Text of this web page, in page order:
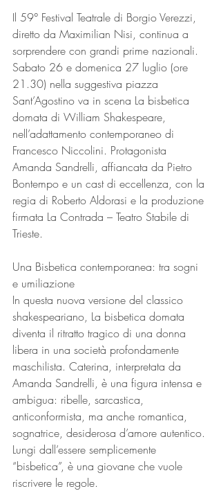
Il 59° Festival Teatrale di Borgio Verezzi,
diretto da Maximilian Nisi, continua a
sorprendere con grandi prime nazionali.
Sabato 26 e domenica 27 luglio (ore
21.30) nella suggestiva piazza
Sant’Agostino va in scena La bisbetica
domata di William Shakespeare,
nell’adattamento contemporaneo di
Francesco Niccolini. Protagonista
Amanda Sandrelli, affiancata da Pietro
Bontempo e un cast di eccellenza, con la
regia di Roberto Aldorasi e la produzione
firmata La Contrada – Teatro Stabile di
Trieste.
Una Bisbetica contemporanea: tra sogni
e umiliazione
In questa nuova versione del classico
shakespeariano, La bisbetica domata
diventa il ritratto tragico di una donna
libera in una società profondamente
maschilista. Caterina, interpretata da
Amanda Sandrelli, è una figura intensa e
ambigua: ribelle, sarcastica,
anticonformista, ma anche romantica,
sognatrice, desiderosa d’amore autentico.
Lungi dall’essere semplicemente
“bisbetica”, è una giovane che vuole
riscrivere le regole.